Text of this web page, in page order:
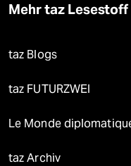
Mehr taz Lesestoff
taz Blogs
taz FUTURZWEI
Le Monde
taz Archiv